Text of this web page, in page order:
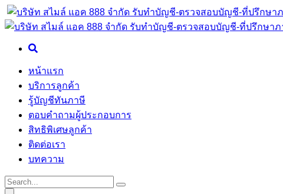
หน้าแรก
บริการลูกค้า
รู้บัญชีทันภาษี
ตอบคำถามผู้ประกอบการ
สิทธิพิเศษลูกค้า
ติดต่อเรา
บทความ